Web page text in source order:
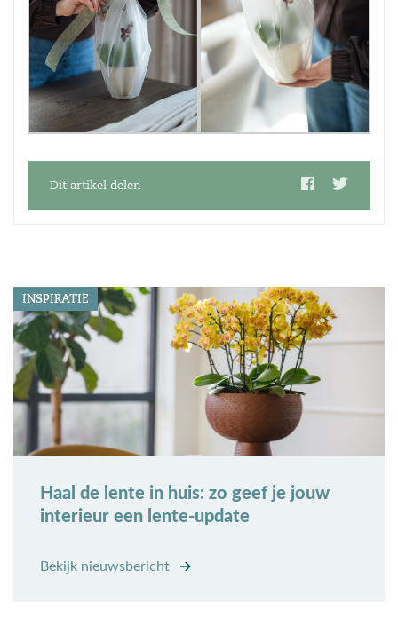
Dit artikel delen
INSPIRATIE
Haal de lente in huis: zo geef je jouw
interieur een lente-update
Bekijk nieuwsbericht